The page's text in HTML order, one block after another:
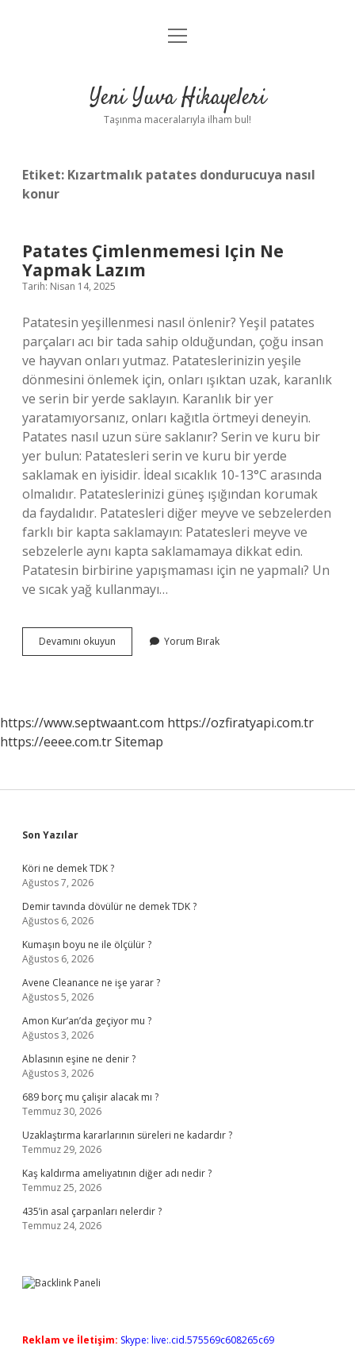
Anasayfa
Yasal Uyarı
menüyü
Yeni Yuva Hikayeleri
Taşınma maceralarıyla ilham bul!
Etiket: Kızartmalık patates dondurucuya nasıl
konur
Patates Çimlenmemesi Için Ne
Yapmak Lazım
Tarih: Nisan 14, 2025
Patatesin yeşillenmesi nasıl önlenir? Yeşil patates
parçaları acı bir tada sahip olduğundan, çoğu insan
ve hayvan onları yutmaz. Patateslerinizin yeşile
dönmesini önlemek için, onları ışıktan uzak, karanlık
ve serin bir yerde saklayın. Karanlık bir yer
yaratamıyorsanız, onları kağıtla örtmeyi deneyin.
Patates nasıl uzun süre saklanır? Serin ve kuru bir
yer bulun: Patatesleri serin ve kuru bir yerde
saklamak en iyisidir. İdeal sıcaklık 10-13°C arasında
olmalıdır. Patateslerinizi güneş ışığından korumak
da faydalıdır. Patatesleri diğer meyve ve sebzelerden
farklı bir kapta saklamayın: Patatesleri meyve ve
sebzelerle aynı kapta saklamamaya dikkat edin.
Patatesin birbirine yapışmaması için ne yapmalı? Un
ve sıcak yağ kullanmayı…
Devamını okuyun
Çimlenmemesi
Yorum Bırak
https://www.septwaant.com https://ozfiratyapi.com.tr
https://eeee.com.trSitemap
Sidebar
Son Yazılar
Köri ne demek TDK ?
Ağustos 7, 2026
Demir tavında dövülür ne demek TDK ?
Ağustos 6, 2026
Kumaşın boyu ne ile ölçülür ?
Ağustos 6, 2026
Avene Cleanance ne işe yarar ?
Ağustos 5, 2026
Amon Kur’an’da geçiyor mu ?
Ağustos 3, 2026
Ablasının eşine ne denir ?
Ağustos 3, 2026
689 borç mu çalişir alacak mı ?
Temmuz 30, 2026
Uzaklaştırma kararlarının süreleri ne kadardır ?
Temmuz 29, 2026
Kaş kaldırma ameliyatının diğer adı nedir ?
Temmuz 25, 2026
435’in asal çarpanları nelerdir ?
Temmuz 24, 2026
Reklam ve İletişim: Skype: live:.cid.575569c608265c69